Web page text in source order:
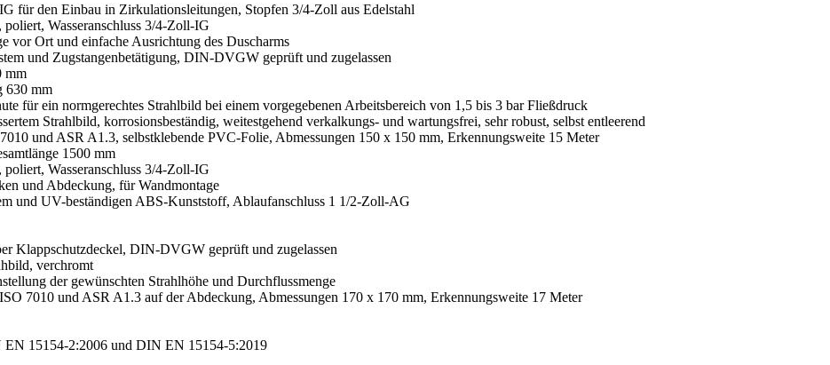
für den Einbau in Zirkulationsleitungen, Stopfen 3/4-Zoll aus Edelstahl
Wasseranschluss 3/4-Zoll-IG
vor Ort und einfache Ausrichtung des Duscharms
und Zugstangenbetätigung, DIN-DVGW geprüft und zugelassen
mm
630 mm
für ein normgerechtes Strahlbild bei einem vorgegebenen Arbeitsbereich von 1,5 bis 3 bar Fließdruck
Strahlbild, korrosionsbeständig, weitestgehend verkalkungs- und wartungsfrei, sehr robust, selbst entleerend
und ASR A1.3, selbstklebende PVC-Folie, Abmessungen 150 x 150 mm, Erkennungsweite 15 Meter
1500 mm
Wasseranschluss 3/4-Zoll-IG
und Abdeckung, für Wandmontage
und UV-beständigen ABS-Kunststoff, Ablaufanschluss 1 1/2-Zoll-AG
Klappschutzdeckel, DIN-DVGW geprüft und zugelassen
verchromt
der gewünschten Strahlhöhe und Durchflussmenge
7010 und ASR A1.3 auf der Abdeckung, Abmessungen 170 x 170 mm, Erkennungsweite 17 Meter
15154-2:2006 und DIN EN 15154-5:2019